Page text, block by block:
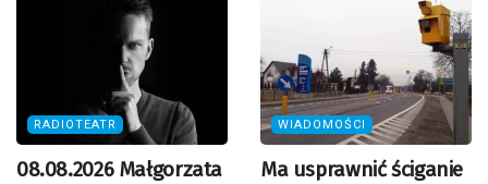
RADIOTEATR
08.08.2026 Małgorzata
WIADOMOŚCI
Ma usprawnić ściganie